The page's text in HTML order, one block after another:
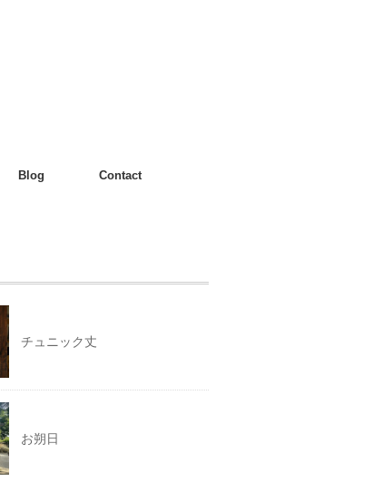
Blog Contact
チュニック丈
お朔日